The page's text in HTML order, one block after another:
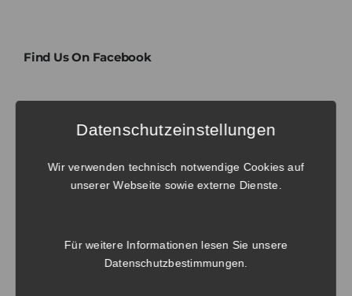
Find Us On Facebook
No tags to display. Try to select another
Datenschutzeinstellungen
Wir verwenden technisch notwendige Cookies auf
unserer Webseite sowie externe Dienste.
Für weitere Informationen lesen Sie unsere
Datenschutzbestimmungen